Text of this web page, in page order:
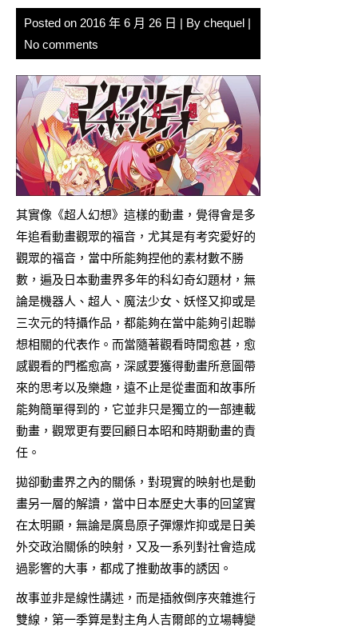
Posted on 2016 年 6 月 26 日 | By chequel |
No comments
其實像《超人幻想》這樣的動畫，覺得會是多
年追看動畫觀眾的福音，尤其是有考究愛好的
觀眾的福音，當中所能夠捏他的素材數不勝
數，遍及日本動畫界多年的科幻奇幻題材，無
論是機器人、超人、魔法少女、妖怪又抑或是
三次元的特攝作品，都能夠在當中能夠引起聯
想相關的代表作。而當隨著觀看時間愈甚，愈
感觀看的門檻愈高，深感要獲得動畫所意圖帶
來的思考以及樂趣，遠不止是從畫面和故事所
能夠簡單得到的，它並非只是獨立的一部連載
動畫，觀眾更有要回顧日本昭和時期動畫的責
任。
拋卻動畫界之內的關係，對現實的映射也是動
畫另一層的解讀，當中日本歷史大事的回望實
在太明顯，無論是廣島原子彈爆炸抑或是日美
外交政治關係的映射，又及一系列對社會造成
過影響的大事，都成了推動故事的誘因。
故事並非是線性講述，而是插敘倒序夾雜進行
雙線，第一季算是對主角人吉爾郎的立場轉變